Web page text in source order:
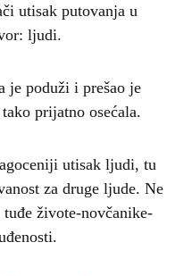
utisak putovanja u
ljudi.
je poduži i prešao je
prijatno osećala.
utisak ljudi, tu
za druge ljude. Ne
tuđe živote-novčanike-